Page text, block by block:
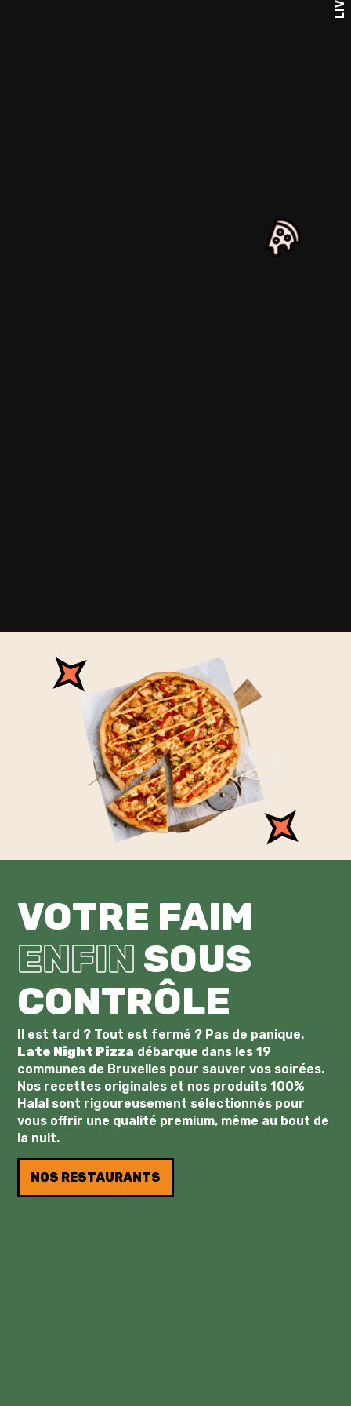
VOTRE FAIM
ENFIN SOUS
CONTRÔLE
Il est tard ? Tout est fermé ? Pas de panique.
Late Night Pizza débarque dans les 19
communes de Bruxelles pour sauver vos soirées.
Nos recettes originales et nos produits 100%
Halal sont rigoureusement sélectionnés pour
vous offrir une qualité premium, même au bout de
la nuit.
NOS RESTAURANTS